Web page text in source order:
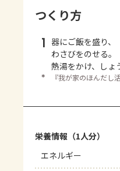
つくり方
1 器にご飯を盛り、
わさびをのせる。
熱湯をかけ、しょ
＊ 『我が家のほんだし
栄養情報（1人分）
エネルギー